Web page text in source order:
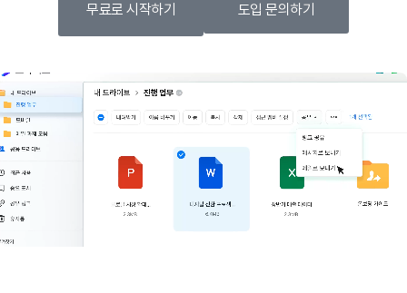
무료로 시작하기 도입 문의하기